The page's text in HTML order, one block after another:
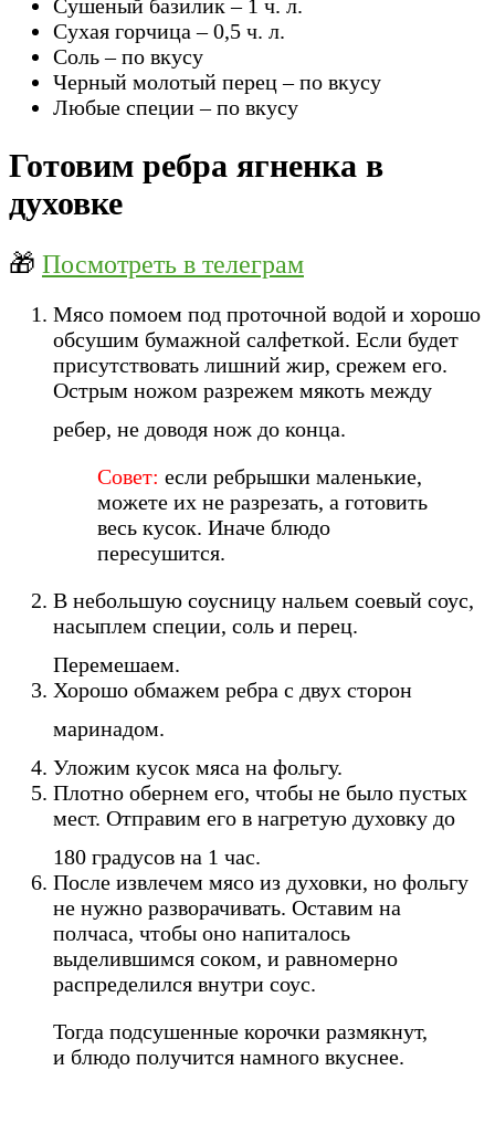
Сушеный базилик – 1 ч. л.
Сухая горчица – 0,5 ч. л.
Соль – по вкусу
Черный молотый перец – по вкусу
Любые специи – по вкусу
Готовим ребра ягненка в
духовке
🎁 Посмотреть в телеграм
Мясо помоем под проточной водой и хорошо
обсушим бумажной салфеткой. Если будет
присутствовать лишний жир, срежем его.
Острым ножом разрежем мякоть между
ребер, не доводя нож до конца.
Совет: если ребрышки маленькие,
можете их не разрезать, а готовить
весь кусок. Иначе блюдо
пересушится.
В небольшую соусницу нальем соевый соус,
насыплем специи, соль и перец.
Перемешаем.
Хорошо обмажем ребра с двух сторон
маринадом.
Уложим кусок мяса на фольгу.
Плотно обернем его, чтобы не было пустых
мест. Отправим его в нагретую духовку до
180 градусов на 1 час.
После извлечем мясо из духовки, но фольгу
не нужно разворачивать. Оставим на
полчаса, чтобы оно напиталось
выделившимся соком, и равномерно
распределился внутри соус.
Тогда подсушенные корочки размякнут,
и блюдо получится намного вкуснее.